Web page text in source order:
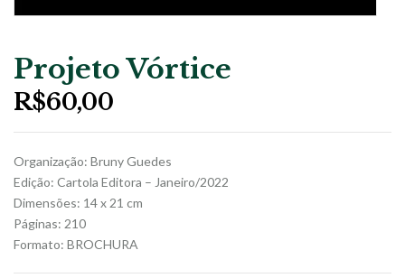
Projeto Vórtice
R$60,00
Organização: Bruny Guedes
Edição: Cartola Editora – Janeiro/2022
Dimensões: 14 x 21 cm
Páginas: 210
Formato: BROCHURA